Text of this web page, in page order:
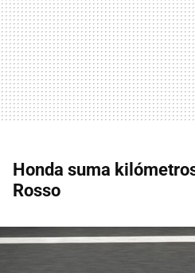
Honda suma
Rosso